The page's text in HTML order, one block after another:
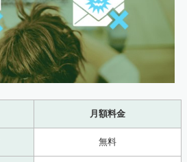
月額料金
無料